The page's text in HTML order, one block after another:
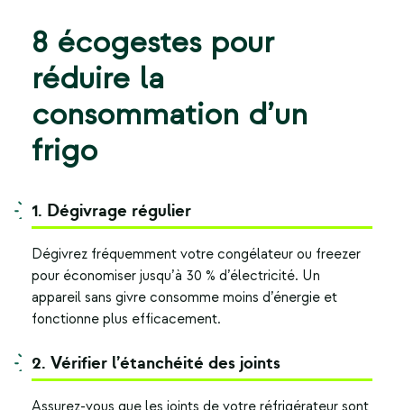
8 écogestes pour
réduire la
consommation d’un
frigo
1. Dégivrage régulier
Dégivrez fréquemment votre congélateur ou freezer
pour économiser jusqu’à 30 % d’électricité. Un
appareil sans givre consomme moins d’énergie et
fonctionne plus efficacement.
2. Vérifier l’étanchéité des joints